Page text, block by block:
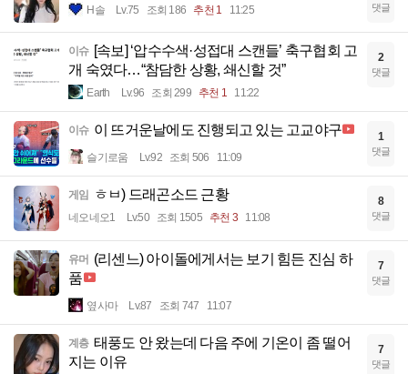
H솔 Lv.75 조회 186 추천 1 11:25 댓글
이슈 [속보] ‘압수수색·성접대 스캔들’ 축구협회 고
개 숙였다…“참담한 상황, 쇄신할 것”
Earth Lv.96 조회 299 추천 1 11:22
2
댓글
이슈 이 뜨거운날에도 진행되고 있는 고교야구
슬기로움 Lv.92 조회 506 11:09
1
댓글
게임 ㅎㅂ) 드래곤소드 근황
네오네오1 Lv.50 조회 1505 추천 3 11:08
8
댓글
유머 (리센느) 아이돌에게서는 보기 힘든 진심 하
품
옆사마 Lv.87 조회 747 11:07
7
댓글
계층 태풍도 안 왔는데 다음 주에 기온이 좀 떨어
지는 이유
7
댓글